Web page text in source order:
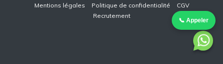
Mentions légales Politique de confidentialité
CGV
Recrutement
📞 Appeler